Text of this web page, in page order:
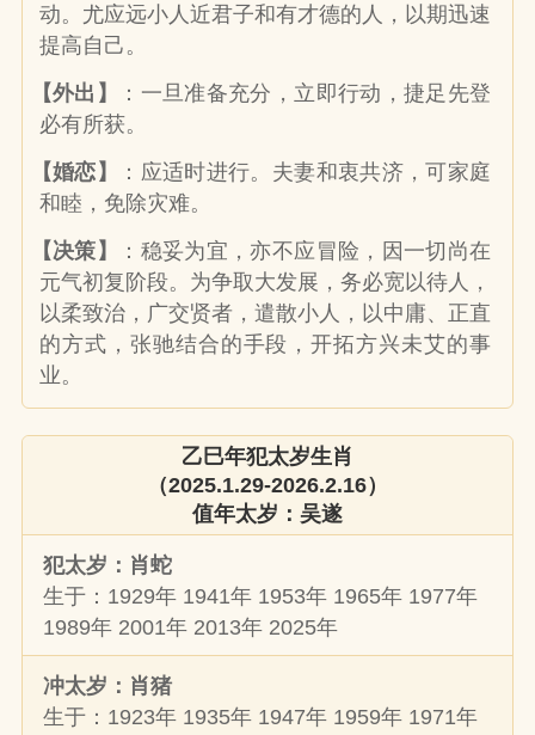
动。尤应远小人近君子和有才德的人，以期迅速
提高自己。
【外出】
：一旦准备充分，立即行动，捷足先登
必有所获。
【婚恋】
：应适时进行。夫妻和衷共济，可家庭
和睦，免除灾难。
【决策】
：稳妥为宜，亦不应冒险，因一切尚在
元气初复阶段。为争取大发展，务必宽以待人，
以柔致治，广交贤者，遣散小人，以中庸、正直
的方式，张驰结合的手段，开拓方兴未艾的事
业。
乙巳年犯太岁生肖
（2025.1.29-2026.2.16）
值年太岁：吴遂
犯太岁：肖蛇
生于：1929年 1941年 1953年 1965年 1977年
1989年 2001年 2013年 2025年
冲太岁：肖猪
生于：1923年 1935年 1947年 1959年 1971年